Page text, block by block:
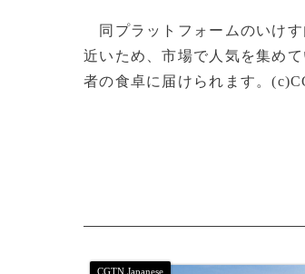
同プラットフォームのいけす
近いため、市場で人気を集め
者の食卓に届けられます。